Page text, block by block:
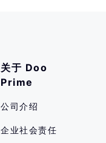
关于 Doo
Prime
公司介绍
企业社会责任